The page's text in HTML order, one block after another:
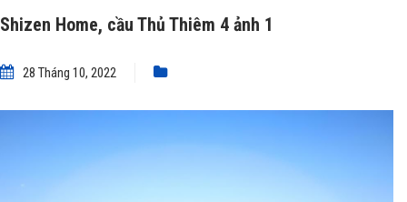
Shizen Home, cầu Thủ Thiêm 4 ảnh 1
28 Tháng 10, 2022